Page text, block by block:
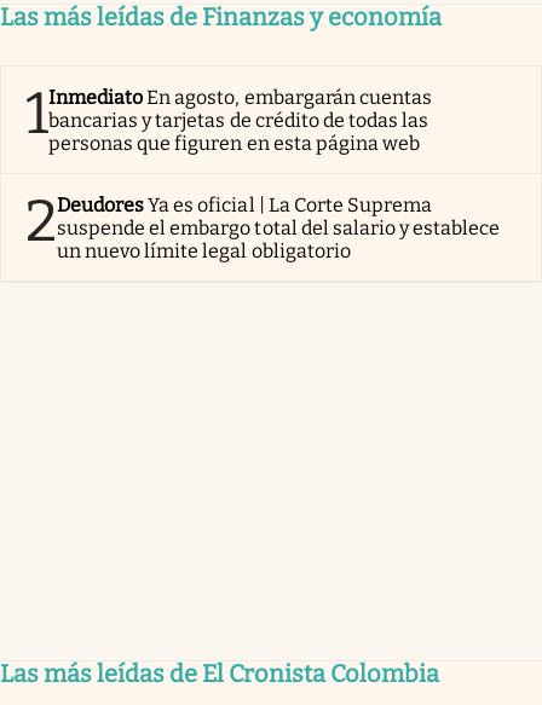
Las más leídas de Finanzas y economía
1InmediatoEn agosto, embargarán cuentas
bancarias y tarjetas de crédito de todas las
personas que figuren en esta página web
2DeudoresYa es oficial | La Corte Suprema
suspende el embargo total del salario y establece
un nuevo límite legal obligatorio
Las más leídas de El Cronista Colombia